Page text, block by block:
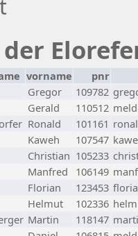
vorname
pnr
Gregor 109782
Gerald 110512
Ronald 101161
Kaweh 107547
Christian 105233
Manfred 106149
Florian 123453
Helmut 102336
Martin 118147